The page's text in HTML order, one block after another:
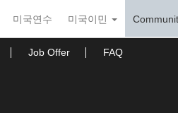
미국연수 미국이민
Job Offer FAQ